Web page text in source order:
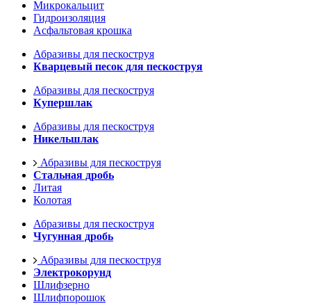
Микрокальцит
Гидроизоляция
Асфальтовая крошка
Абразивы для пескоструя
Кварцевый песок для пескоструя
Абразивы для пескоструя
Купершлак
Абразивы для пескоструя
Никельшлак
Абразивы для пескоструя
Стальная дробь
Литая
Колотая
Абразивы для пескоструя
Чугунная дробь
Абразивы для пескоструя
Электрокорунд
Шлифзерно
Шлифпорошок